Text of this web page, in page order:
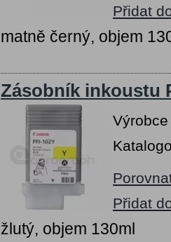
Přidat
matně černý, objem
Zásobník inkoustu
Přidat
žlutý, objem 130ml